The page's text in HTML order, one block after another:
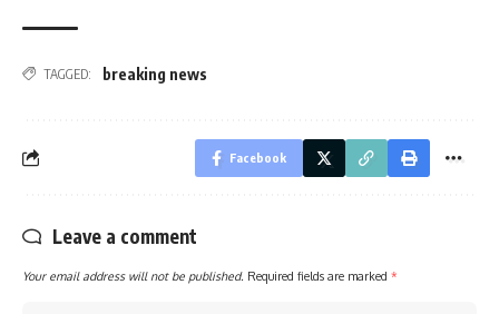
TAGGED: breaking news
Facebook
Leave a comment
Your email address will not be published. Required fields are marked *